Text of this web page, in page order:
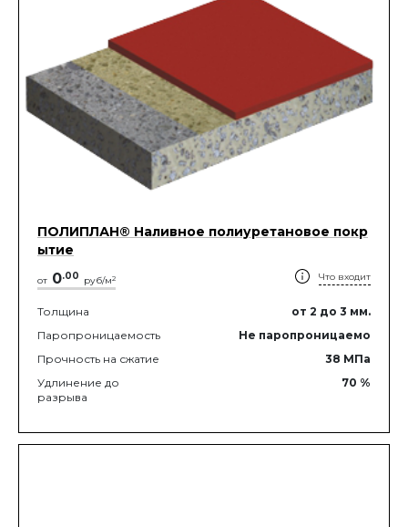
ПОЛИПЛАН® Наливное полиуретановое покр
ытие
от 0.00 руб/м2 Что входит
Толщина от 2 до 3 мм.
Паропроницаемость
Не паропроницаемо
Прочность на сжатие
38 МПа
Удлинение до
разрыва
70 %